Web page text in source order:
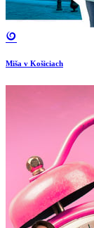
Miša v Košiciach